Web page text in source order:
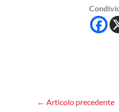
← Articolo precedente